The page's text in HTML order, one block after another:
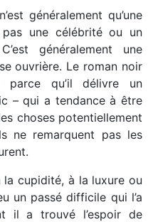
n’est généralement qu’une
pas une célébrité ou un
généralement une
ouvrière. Le roman noir
parce qu’il délivre un
– qui a tendance à être
choses potentiellement
ne remarquent pas les
cupidité, à la luxure ou
un passé difficile qui l’a
il a trouvé l’espoir de